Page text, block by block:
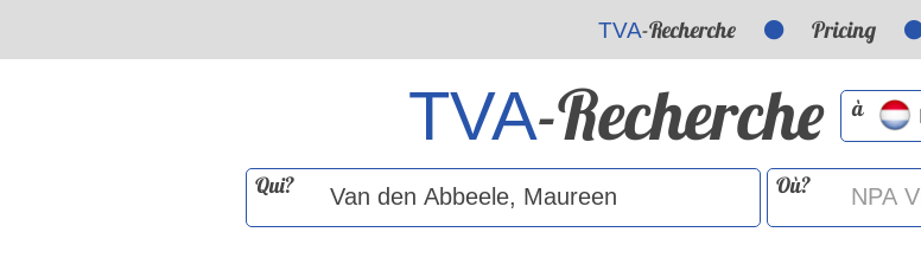
TVA-Recherche Pricing
TVA-Recherche à
Qui? Où?